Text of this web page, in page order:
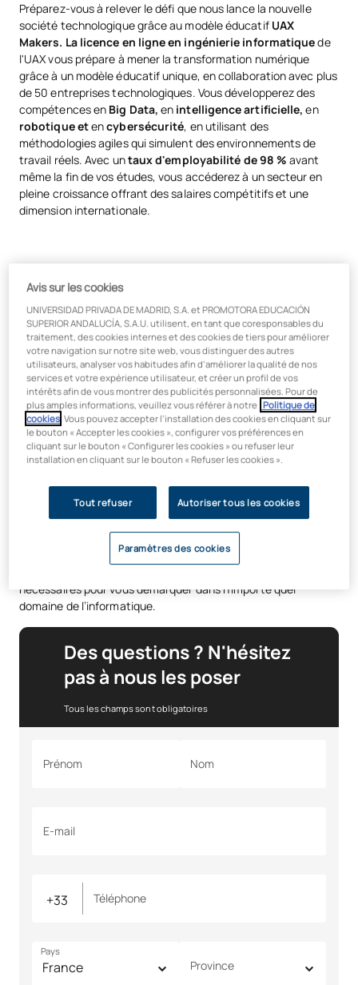
Préparez-vous à relever le défi que nous lance la nouvelle
société technologique grâce au modèle éducatif UAX
Makers. La licence en ligne en ingénierie informatiquede
l'UAX vous prépare à mener la transformation numérique
grâce à un modèle éducatif unique, en collaboration avec plus
de 50 entreprises technologiques. Vous développerez des
compétences en Big Data,en intelligence artificielle,en
robotique etencybersécurité, en utilisant des
méthodologies agiles qui simulent des environnements de
travail réels. Avec untaux d'employabilité de 98 %avant
même la fin de vos études, vous accéderez à un secteur en
pleine croissance offrant des salaires compétitifs et une
dimension internationale.
formation aux compétences clés
Obtenezdes certifications professionnellesen conception
UX/UI, en intelligence artificielle et en compétences
relationnelles telles que le storytelling et le leadership éthique
grâce à l’UAX Digital Garage et à la Skill School. Maîtrisez les
langages de programmation et les outils cloud les plus utilisés
dans le secteur, afin de vous préparer à diriger des processus
de transformation numérique au sein de n’importe quelle
organisation. Le tout avec la flexibilité d’une formation 100 %
Qu’allez-vous apprendre ?
nécessaires pour vous démarquer dans n’importe quel
domaine de l’informatique.
Des questions ? N'hésitez
pas à nous les poser
Tous les champs sont obligatoires
Prénom Nom
E-mail
Téléphone
Pays
Province
Avis sur les cookies
UNIVERSIDAD PRIVADA DE MADRID, S.A. et PROMOTORA EDUCACIÓN
SUPERIOR ANDALUCÍA, S.A.U. utilisent, en tant que coresponsables du
traitement, des cookies internes et des cookies de tiers pour améliorer
votre navigation sur notre site web, vous distinguer des autres
utilisateurs, analyser vos habitudes afin d’améliorer la qualité de nos
services et votre expérience utilisateur, et créer un profil de vos
intérêts afin de vous montrer des publicités personnalisées. Pour de
plus amples informations, veuillez vous référer à notre Politique de
cookies . Vous pouvez accepter l’installation des cookies en cliquant sur
le bouton « Accepter les cookies », configurer vos préférences en
cliquant sur le bouton « Configurer les cookies » ou refuser leur
installation en cliquant sur le bouton « Refuser les cookies ».
Tout refuser Autoriser tous les cookies
Paramètres des cookies